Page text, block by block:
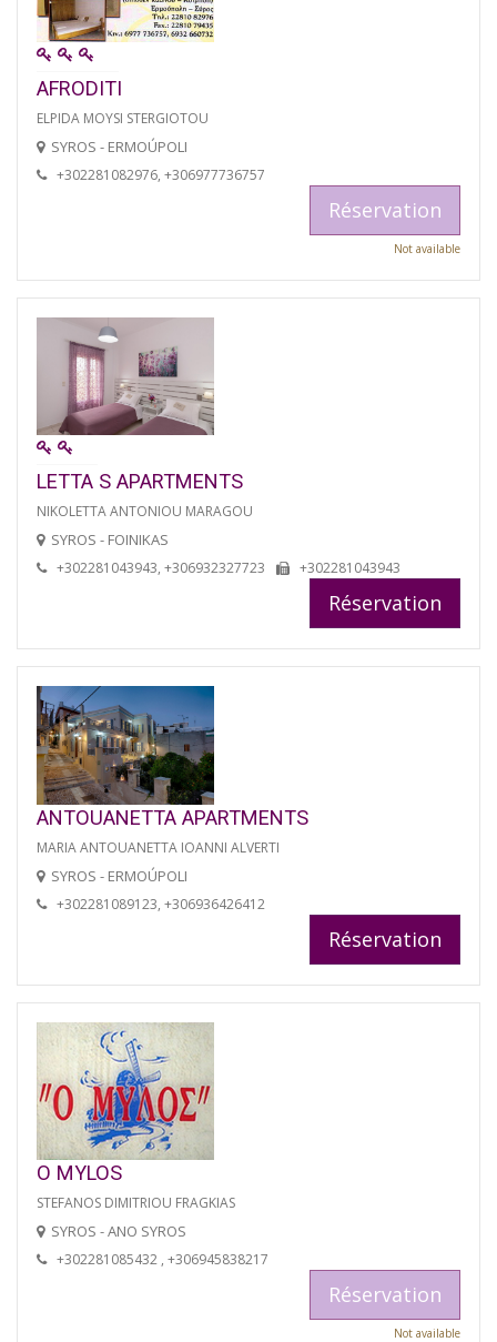
AFRODITI
ELPIDA MOYSI STERGIOTOU
SYROS - ERMOÚPOLI
+302281082976, +306977736757
Réservation
Not available
LETTA S APARTMENTS
NIKOLETTA ANTONIOU MARAGOU
SYROS - FOINIKAS
+302281043943, +306932327723 +302281043943
Réservation
ANTOUANETTA APARTMENTS
MARIA ANTOUANETTA IOANNI ALVERTI
SYROS - ERMOÚPOLI
+302281089123, +306936426412
Réservation
O MYLOS
STEFANOS DIMITRIOU FRAGKIAS
SYROS - ANO SYROS
+302281085432 , +306945838217
Réservation
Not available